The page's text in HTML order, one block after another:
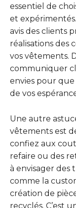
essentiel de
et
avis des clients
réalisations des
vos vêtements.
communiquer
envies pour
de vos
Une autre
vêtements est
confiez aux
refaire ou des
à envisager des
comme la
création de
recyclés. C’est